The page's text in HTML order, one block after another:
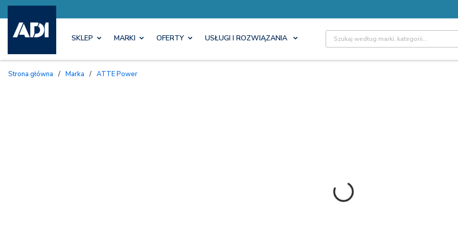
SKLEP MARKI OFERTY USŁUGI I ROZWIĄZANIA Site Search
Strona główna / Marka / ATTE Power